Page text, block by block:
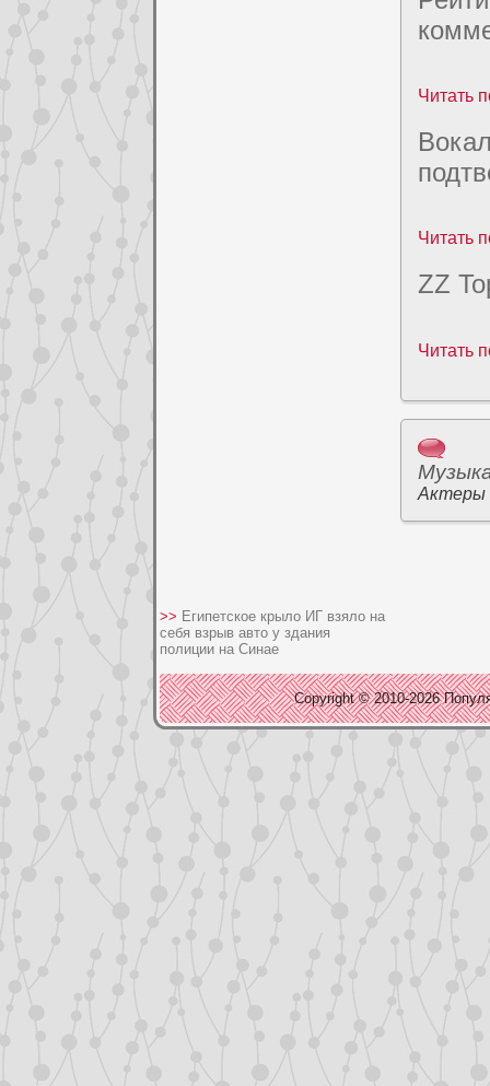
Читать
Читать
ZZ
Читать
Актеры
>> Египетское крыло ИГ взяло на
себя взрыв авто у здания
полиции на Синае
Copyright © 2010-2026